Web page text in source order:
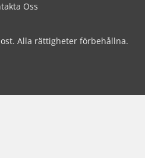
Oss
Alla rättigheter förbehållna.